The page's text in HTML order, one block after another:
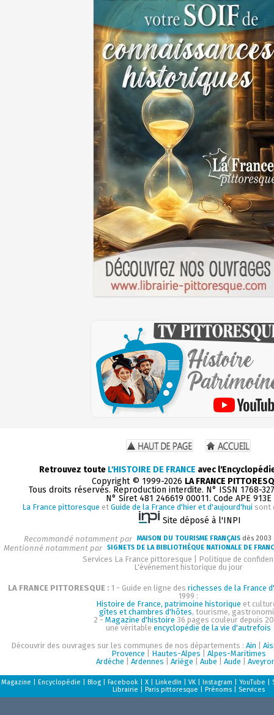
Retrouvez toute L'HISTOIRE DE FRANCE avec
Copyright © 1999-2026 LA FRANCE
Tous droits réservés. Reproduction interdite. N° ISSN 1768-
N° Siret 481 246619 00011. Code APE 913E
La France pittoresque et Guide de la France d'hier et d'aujourd'hui sont
Site déposé à l'INPI
Recommandé notamment par MAISON DU TOURISME FRANÇAIS dès
Mentionné notamment par SIGNETS DE LA BIBLIOTHÈQUE NATIONALE DE
Services La France pittoresque
Politique de
L'événement historique du jour
LA FRANCE PITTORESQUE : 1 - Guide en ligne des richesses de la France
1999 :
Histoire de France, patrimoine historique et
gîtes et chambres d'hôtes, tourisme,
2 - Magazine d'histoire 36 pages couleur depuis
une véritable encyclopédie de la vie d'autrefois
Découvrir des ouvrages sur les communes de nos départements : Ain
Provence
Hautes-Alpes
Alpes-Maritimes
Ardèche
Ardennes Ariège Aube Aude
Magazine Encyclopédie Blog| Facebook| X| LinkedIn VK| Instagram YouTube
Librairie
Paris pittoresque Prénoms| Services